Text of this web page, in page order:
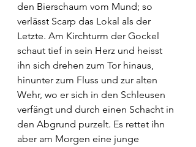
den Bierschaum vom Mund; so
verlässt Scarp das Lokal als der
Letzte. Am Kirchturm der Gockel
schaut tief in sein Herz und heisst
ihn sich drehen zum Tor hinaus,
hinunter zum Fluss und zur alten
Wehr, wo er sich in den Schleusen
verfängt und durch einen Schacht in
den Abgrund purzelt. Es rettet ihn
aber am Morgen eine junge